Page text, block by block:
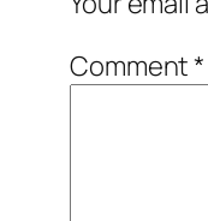
Comment*